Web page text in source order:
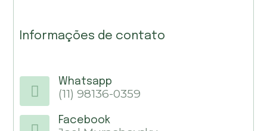
Informações de contato
Whatsapp
(11) 98136-0359
Facebook